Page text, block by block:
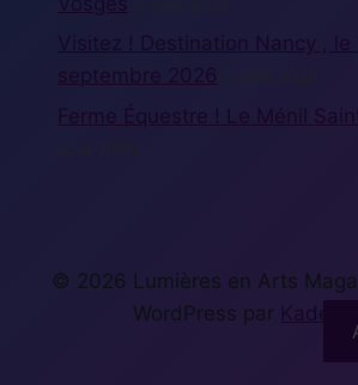
© 2026 Lumières en Arts
WordPress par